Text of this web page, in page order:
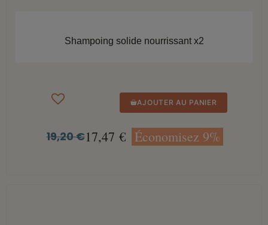
Shampoing solide nourrissant x2
AJOUTER AU PANIER
19,20 €17,47 € Économisez 9%